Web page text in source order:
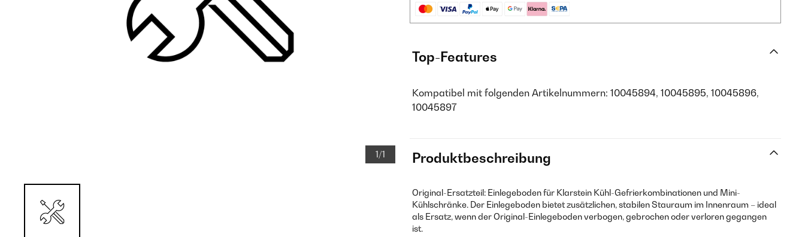
1/1
Top-Features
Kompatibel mit folgenden Artikelnummern: 10045894, 10045895, 10045896,
10045897
Produktbeschreibung
Original-Ersatzteil: Einlegeboden für Klarstein Kühl-Gefrierkombinationen und Mini-
Kühlschränke. Der Einlegeboden bietet zusätzlichen, stabilen Stauraum im Innenraum – ideal
als Ersatz, wenn der Original-Einlegeboden verbogen, gebrochen oder verloren gegangen
ist.